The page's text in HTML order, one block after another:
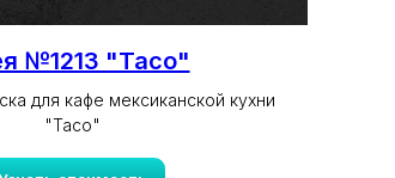
№1213 "Taco"
для кафе мексиканской кухни
"Taco"